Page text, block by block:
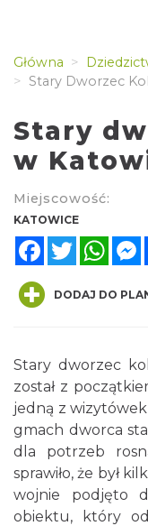
Główna
Stary Dworzec
Stary
w
Miejscowość:
KATOWICE
FacebookTwitter
DODAJ DO
Stary dworzec
został z
jedną z
gmach dworca
dla potrzeb
sprawiło, że był
wojnie podjęto
obiektu, który